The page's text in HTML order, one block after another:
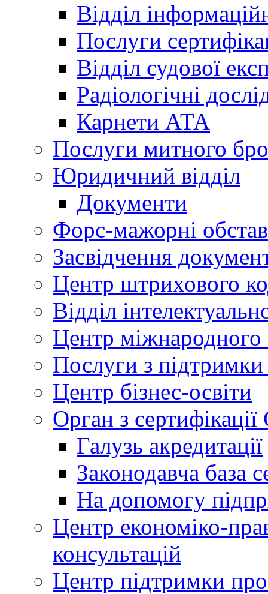
Відділ
Послуги
Відділ судової
Радіологічні
Карнети АТА
Послуги митного
Юридичний відділ
Документи
Форс-мажорні
Засвідчення
Центр штрихового
Відділ
Центр міжнародного
Послуги з підтримки
Центр бізнес-освіти
Орган з
Галузь акредитації
Законодавча база
На допомогу
Центр економіко-
консультацій
Центр підтримки